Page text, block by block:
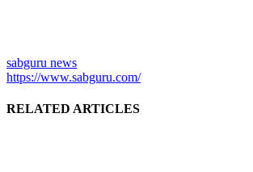
sabguru news
https://www.sabguru.com/
RELATED ARTICLES